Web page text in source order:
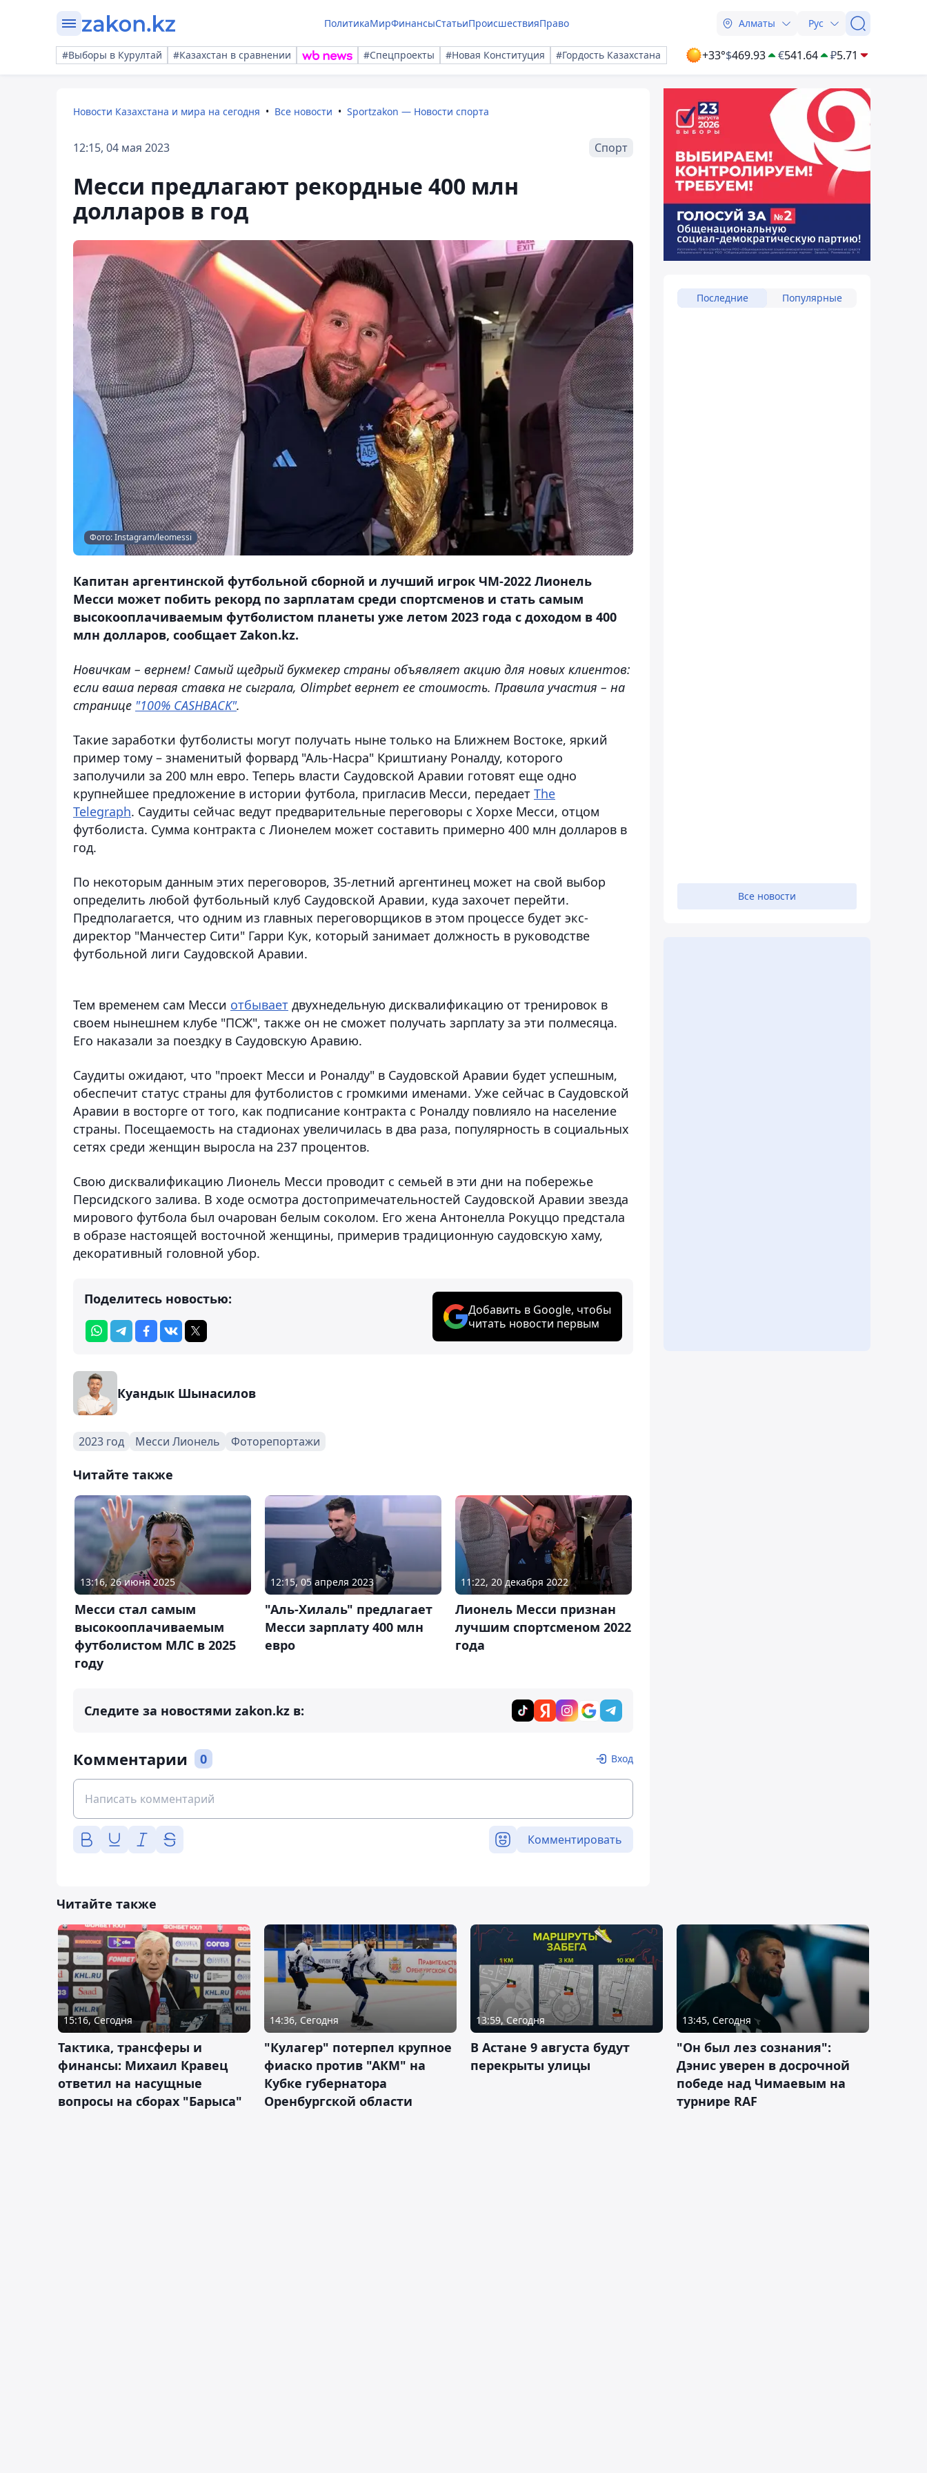
ПолитикаМирФинансыСтатьиПроисшествияПраво Алматы Рус
#Выборы в Курултай #Казахстан в сравнении #Спецпроекты #Новая Конституция #Гордость Казахстана +33°$469.93 €541.64 ₽5.71
Новости Казахстана и мира на сегодня Все новости Sportzakon — Новости спорта
12:15, 04 мая 2023 Спорт
Месси предлагают рекордные 400 млн
долларов в год
Фото: Instagram/leomessi
Капитан аргентинской футбольной сборной и лучший игрок ЧМ-2022 Лионель
Месси может побить рекорд по зарплатам среди спортсменов и стать самым
высокооплачиваемым футболистом планеты уже летом 2023 года с доходом в 400
млн долларов, сообщает Zakon.kz.
Новичкам – вернем! Самый щедрый букмекер страны объявляет акцию для новых клиентов:
если ваша первая ставка не сыграла, Olimpbet вернет ее стоимость. Правила участия – на
странице "100% CASHBACK".
Такие заработки футболисты могут получать ныне только на Ближнем Востоке, яркий
пример тому – знаменитый форвард "Аль-Насра" Криштиану Роналду, которого
заполучили за 200 млн евро. Теперь власти Саудовской Аравии готовят еще одно
крупнейшее предложение в истории футбола, пригласив Месси, передает The
Telegraph. Саудиты сейчас ведут предварительные переговоры с Хорхе Месси, отцом
футболиста. Сумма контракта с Лионелем может составить примерно 400 млн долларов в
год.
По некоторым данным этих переговоров, 35-летний аргентинец может на свой выбор
определить любой футбольный клуб Саудовской Аравии, куда захочет перейти.
Предполагается, что одним из главных переговорщиков в этом процессе будет экс-
директор "Манчестер Сити" Гарри Кук, который занимает должность в руководстве
футбольной лиги Саудовской Аравии.
Тем временем сам Месси отбывает двухнедельную дисквалификацию от тренировок в
своем нынешнем клубе "ПСЖ", также он не сможет получать зарплату за эти полмесяца.
Его наказали за поездку в Саудовскую Аравию.
Саудиты ожидают, что "проект Месси и Роналду" в Саудовской Аравии будет успешным,
обеспечит статус страны для футболистов с громкими именами. Уже сейчас в Саудовской
Аравии в восторге от того, как подписание контракта с Роналду повлияло на население
страны. Посещаемость на стадионах увеличилась в два раза, популярность в социальных
сетях среди женщин выросла на 237 процентов.
Свою дисквалификацию Лионель Месси проводит с семьей в эти дни на побережье
Персидского залива. В ходе осмотра достопримечательностей Саудовской Аравии звезда
мирового футбола был очарован белым соколом. Его жена Антонелла Рокуццо предстала
в образе настоящей восточной женщины, примерив традиционную саудовскую хаму,
декоративный головной убор.
Поделитесь новостью:
Добавить в Google, чтобы
читать новости первым
Куандык Шынасилов
2023 год Месси Лионель Фоторепортажи
Читайте также
13:16, 26 июня 2025
Месси стал самым
высокооплачиваемым
футболистом МЛС в 2025
году
12:15, 05 апреля 2023
"Аль-Хилаль" предлагает
Месси зарплату 400 млн
евро
11:22, 20 декабря 2022
Лионель Месси признан
лучшим спортсменом 2022
года
Следите за новостями zakon.kz в:
Комментарии 0 Вход
Комментировать
Последние Популярные
Все новости
Читайте также
15:16, Сегодня
Тактика, трансферы и
финансы: Михаил Кравец
ответил на насущные
вопросы на сборах "Барыса"
14:36, Сегодня
"Кулагер" потерпел крупное
фиаско против "АКМ" на
Кубке губернатора
Оренбургской области
13:59, Сегодня
В Астане 9 августа будут
перекрыты улицы
13:45, Сегодня
"Он был лез сознания":
Дэнис уверен в досрочной
победе над Чимаевым на
турнире RAF